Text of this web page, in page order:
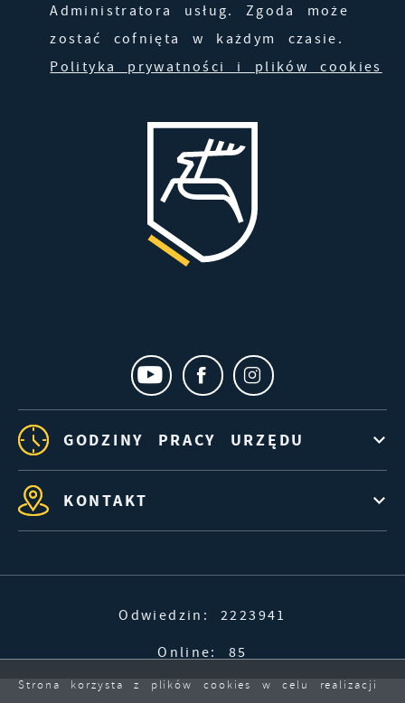
Administratora usług. Zgoda może
zostać cofnięta w każdym czasie.
Polityka prywatności i plików cookies
GODZINY PRACY URZĘDU
KONTAKT
Odwiedzin: 2223941
Online: 85
Strona korzysta z plików cookies w celu realizacji